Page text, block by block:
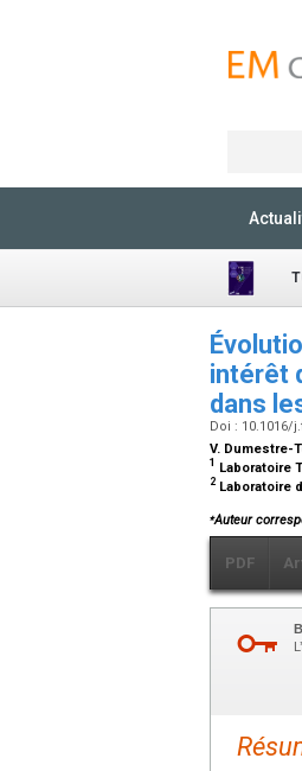
intérêt
dans
Doi : 10.1016/
V. Dumestre-
1 Laboratoire
2 Laboratoire
⁎Auteur
PDF